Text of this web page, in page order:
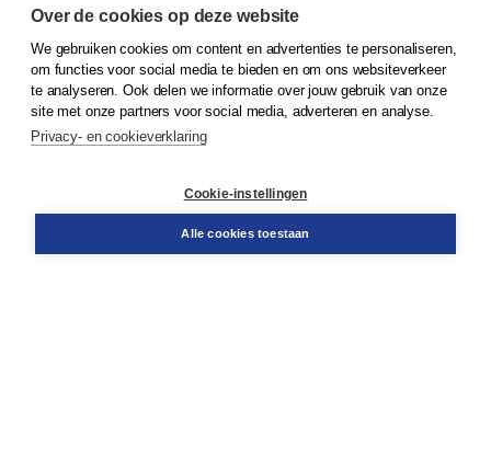
© 2026Koninklijke Boom uitgevers
Klantenservice
Service & informatie
Contact
Over de cookies op deze website
We gebruiken cookies om content en advertenties te personaliseren,
om functies voor social media te bieden en om ons websiteverkeer
te analyseren. Ook delen we informatie over jouw gebruik van onze
site met onze partners voor social media, adverteren en analyse.
Privacy- en cookieverklaring
Cookie-instellingen
Alle cookies toestaan